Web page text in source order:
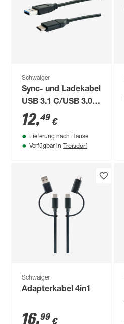
Schwaiger
Sync- und Ladekabel
USB 3.1 C/USB 3.0
A, 50 cm
12,49 €
Lieferung nach Hause
Verfügbar in Troisdorf
Schwaiger
Adapterkabel 4in1
16,99 €